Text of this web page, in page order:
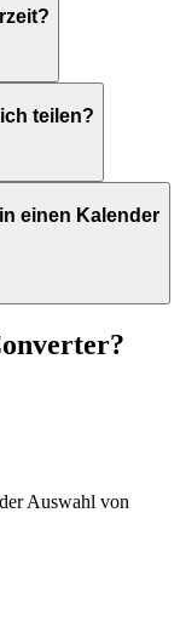
teilen?
einen Kalender
Auswahl von